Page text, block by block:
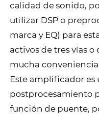
calidad de sonido,
utilizar DSP o
marca y EQ) para
activos de tres vías o
mucha
Este amplificador
postprocesamiento
función de puente,